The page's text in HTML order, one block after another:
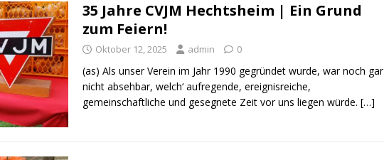
35 Jahre CVJM Hechtsheim | Ein Grund
zum Feiern!
Oktober 12, 2025 admin 0
(as) Als unser Verein im Jahr 1990 gegründet wurde, war noch gar
nicht absehbar, welch‘ aufregende, ereignisreiche,
gemeinschaftliche und gesegnete Zeit vor uns liegen würde. […]